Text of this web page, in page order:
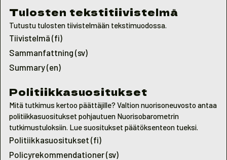
Tulosten tekstitiivistelmä
Tutustu tulosten tiivistelmään tekstimuodossa.
Tiivistelmä (fi)
Sammanfattning (sv)
Summary (en)
Politiikkasuositukset
Mitä tutkimus kertoo päättäjille? Valtion nuorisoneuvosto antaa
politiikkasuositukset pohjautuen Nuorisobarometrin
tutkimustuloksiin. Lue suositukset päätöksenteon tueksi.
Politiikkasuositukset (fi)
Policyrekommendationer (sv)